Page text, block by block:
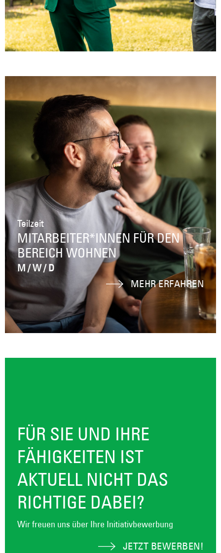
Teilzeit
MITARBEITER*INNEN FÜR DEN
BEREICH WOHNEN
M / W / D
MEHR ERFAHREN
FÜR SIE UND IHRE
FÄHIGKEITEN IST
AKTUELL NICHT DAS
RICHTIGE DABEI?
Wir freuen uns über Ihre Initiativbewerbung
JETZT BEWERBEN!